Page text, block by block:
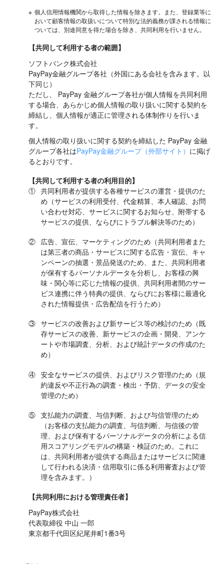
※ 個人信用情報機関から取得した情報を除きます。また、登録業等に
おいて顧客情報の取扱いについて特別な法的義務が課される情報に
ついては、別途同意を得た場合を除き、共同利用を行いません。
【共同して利用する者の範囲】
ソフトバンク株式会社
PayPay金融グループ各社（外国にある会社を含みます。以
下同じ）
ただし、 PayPay 金融グループ各社が個人情報を共同利用
する場合、あらかじめ個人情報の取り扱いに関する契約を
締結し、個人情報が適正に管理される体制作りを行いま
す。
個人情報の取り扱いに関する契約を締結した PayPay 金融
グループ各社はPayPay金融グループ（外部サイト） に掲げ
るとおりです。
【共同して利用する者の利用目的】
① 共同利用者が提供する各種サービスの運営・提供のた
め（サービスの利用受付、代金精算、本人確認、お問
い合わせ対応、サービスに関するお知らせ、附帯する
サービスの提供、ならびにトラブル解決等のため）
② 広告、宣伝、マーケティングのため（共同利用者また
は第三者の商品・サービスに関する広告・宣伝、キャ
ンペーンの抽選・景品発送のため、また、共同利用者
が保有するパーソナルデータを分析し、お客様の興
味・関心等に応じた情報の提供、共同利用者間のサー
ビス連携に伴う特典の提供、ならびにお客様に最適化
された情報提供・広告配信を行うため）
③ サービスの改善および新サービス等の検討のため（既
存サービスの改善、新サービスの企画・開発、アンケ
ートや市場調査、分析、および統計データの作成のた
め）
④ 安全なサービスの提供、およびリスク管理のため（規
約違反や不正行為の調査・検出・予防、データの安全
管理のため）
⑤ 支払能力の調査、与信判断、および与信管理のため
（お客様の支払能力の調査、与信判断、与信後の管
理、および保有するパーソナルデータの分析による信
用スコアリングモデルの構築・検証のため。これに
は、共同利用者が提供する商品またはサービスに関連
して行われる決済・信用取引に係る利用審査および管
理を含みます。）
【共同利用における管理責任者】
PayPay株式会社
代表取締役 中山 一郎
東京都千代田区紀尾井町1番3号